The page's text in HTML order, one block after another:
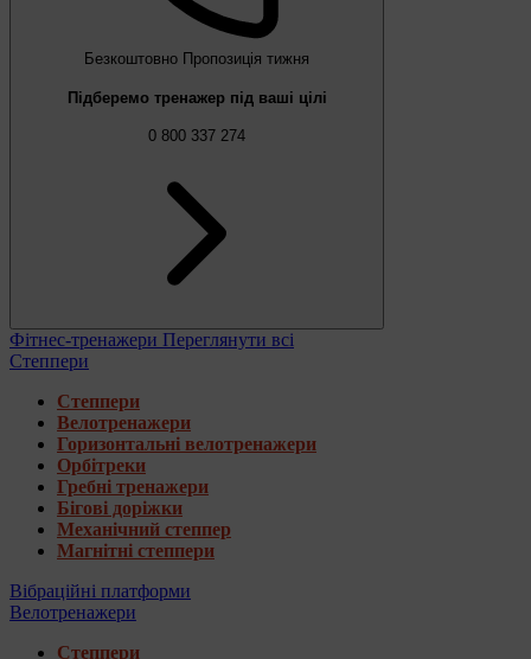
Безкоштовно Пропозиція тижня
Підберемо тренажер під ваші цілі
0 800 337 274
Фітнес-тренажери Переглянути всі
Степпери
Степпери
Велотренажери
Горизонтальні велотренажери
Орбітреки
Гребні тренажери
Бігові доріжки
Механічний степпер
Магнітні степпери
Вібраційні платформи
Велотренажери
Степпери